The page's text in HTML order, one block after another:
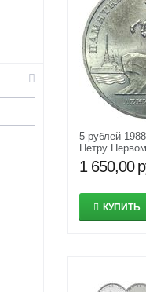
5 рублей
Петру
XF-AU
1 650,00
КУПИТЬ